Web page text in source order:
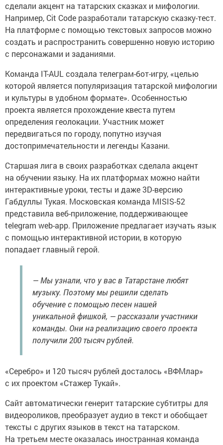
сделали акцент на татарских сказках и мифологии.
Например, Cit Code разработали татарскую сказку-тест.
На платформе с помощью текстовых запросов можно
создать и распространить совершенно новую историю
с персонажами и заданиями.
Команда IT-AUL создала телеграм-бот-игру, «целью
которой является популяризация татарской мифологии
и культуры в удобном формате». Особенностью
проекта является прохождение квеста путем
определения геолокации. Участник может
передвигаться по городу, попутно изучая
достопримечательности и легенды Казани.
Старшая лига в своих разработках сделала акцент
на обучении языку. На их платформах можно найти
интерактивные уроки, тесты и даже 3D-версию
Габдуллы Тукая. Московская команда MISIS-52
представила веб-приложение, поддерживающее
telegram web-app. Приложение предлагает изучать язык
с помощью интерактивной истории, в которую
попадает главный герой.
— Мы узнали, что у вас в Татарстане любят
музыку. Поэтому мы решили сделать
обучение с помощью песен нашей
уникальной фишкой, — рассказали участники
команды. Они на реализацию своего проекта
получили 200 тысяч рублей.
«Серебро» и 120 тысяч рублей досталось «ВФМлар»
с их проектом «Стажер Тукай».
Сайт автоматически генерит татарские субтитры для
видеороликов, преобразует аудио в текст и обобщает
тексты с других языков в текст на татарском.
На третьем месте оказалась иностранная команда